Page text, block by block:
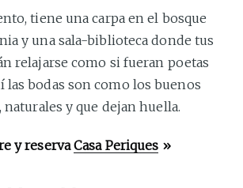
tiene una carpa en el bosque
y una sala-biblioteca donde tus
relajarse como si fueran poetas
las bodas son como los buenos
y que dejan huella.
y reservaCasa Periques »